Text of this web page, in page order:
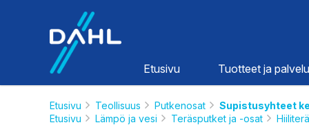
Etusivu Tuotteet ja
Etusivu Teollisuus Putkenosat
Supistusyhteet
Etusivu
Lämpö ja vesi Teräsputket ja -osat